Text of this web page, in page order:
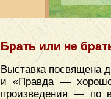
31
Брать или не
Выставка посвящена
и «Правда —
произведения — по